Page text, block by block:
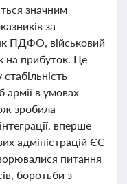
значним
за
ПДФО, військовий
на прибуток. Це
армії в умовах
зробила
вперше
адміністрацій ЄС
питання
боротьби з